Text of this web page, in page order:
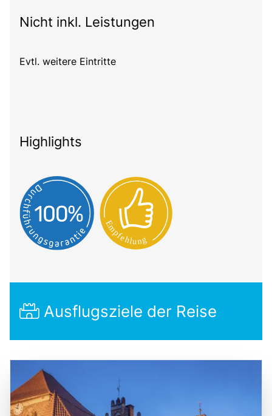
Nicht inkl. Leistungen
Evtl. weitere Eintritte
Highlights
Ausflugsziele der Reise